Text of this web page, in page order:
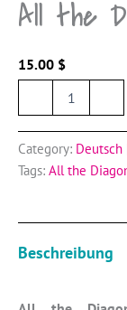
All the
15.00 $
All
(Deutsch)
quantity
Category: Deutsch
Tags: All the
Beschreibung